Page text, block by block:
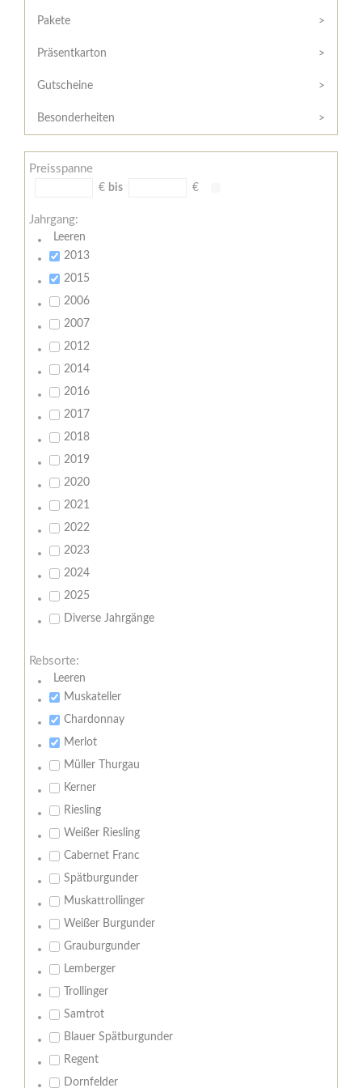
/
Widerrufsformular
AGB
Zahlungsbedingungen
Meine
Pakete
Präsentkarton
Gutscheine
Besonderheiten
Preisspanne
€ bis €
Jahrgang:
Leeren
2013
2015
2006
2007
2012
2014
2016
2017
2018
2019
2020
2021
2022
2023
2024
2025
Diverse Jahrgänge
Rebsorte:
Leeren
Muskateller
Chardonnay
Merlot
Müller Thurgau
Kerner
Riesling
Weißer Riesling
Cabernet Franc
Spätburgunder
Muskattrollinger
Weißer Burgunder
Grauburgunder
Lemberger
Trollinger
Samtrot
Blauer Spätburgunder
Regent
Dornfelder